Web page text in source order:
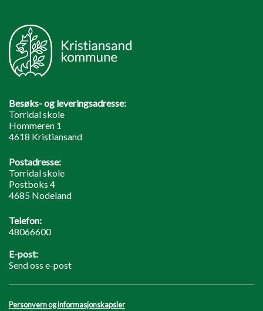
Besøks- og leveringsadresse:
Torridal skole
Hommeren 1
4618 Kristiansand
Postadresse:
Torridal skole
Postboks 4
4685 Nodeland
Telefon:
48066600
E-post:
Send oss e-post
Personvern og informasjonskapsler